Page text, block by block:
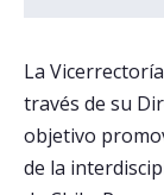
La
través de su
objetivo
de la